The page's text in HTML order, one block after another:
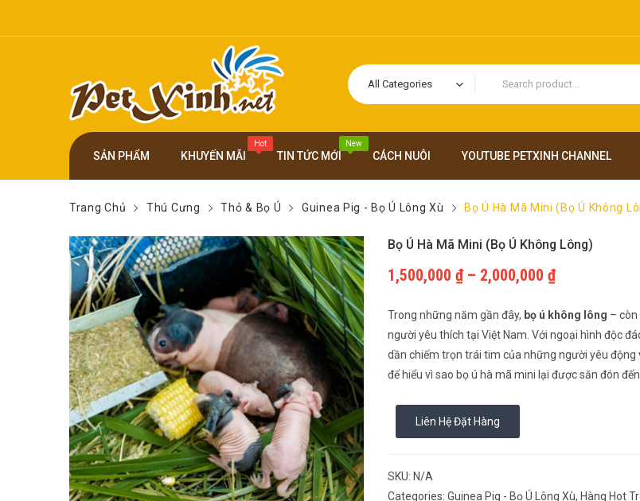
All Categories
SẢN PHẨM KHUYẾN MÃI
Hot
TIN TỨC MỚI
New
CÁCH NUÔI YOUTUBE PETXINH CHANNEL
Trang Chủ Thú Cưng Thỏ & Bọ Ú Guinea Pig - Bọ Ú Lông Xù Bọ Ú Hà Mã Mini (Bọ Ú Không
Bọ Ú Hà Mã Mini (Bọ Ú Không Lông)
1,500,000 ₫– 2,000,000 ₫
Trong những năm gần đây, bọ ú không lông – còn
người yêu thích tại Việt Nam. Với ngoại hình độc
dần chiếm trọn trái tim của những người yêu động
để hiểu vì sao bọ ú hà mã mini lại được săn đón
Liên Hệ Đặt Hàng
SKU: N/A
Categories: Guinea Pig - Bọ Ú Lông Xù, Hàng Hot